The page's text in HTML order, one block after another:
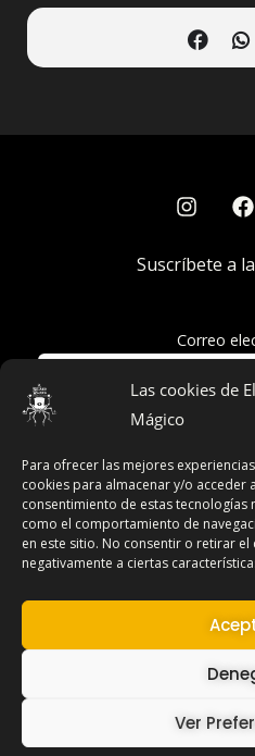
Las cookies de
Mágico
Para ofrecer las mejores
cookies para almacenar y/o acceder
consentimiento de estas
como el comportamiento de
en este sitio. No consentir o retirar
negativamente a ciertas
Ver
Suscríbete a
Correo
Acepto la
Términos y
Copyright © 2026